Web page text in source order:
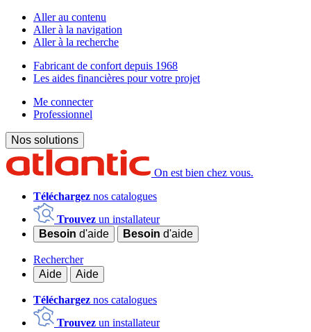
Aller au contenu
Aller à la navigation
Aller à la recherche
Fabricant de confort depuis 1968
Les aides financières pour votre projet
Me connecter
Professionnel
Nos solutions
On est bien chez vous.
Téléchargez nos catalogues
Trouvez un installateur
Besoin d'aide Besoin d'aide
Rechercher
Aide
Aide
Téléchargez nos catalogues
Trouvez un installateur